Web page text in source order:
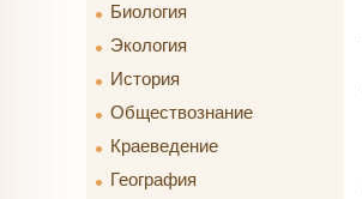
Биология
Экология
История
Обществознание
Краеведение
География